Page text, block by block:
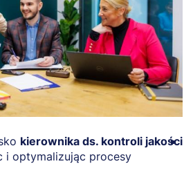
kierownika ds. kontroli jakości
i optymalizując procesy